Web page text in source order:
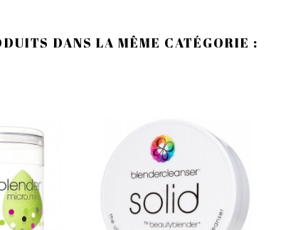
DANS LA MÊME CATÉGORIE :